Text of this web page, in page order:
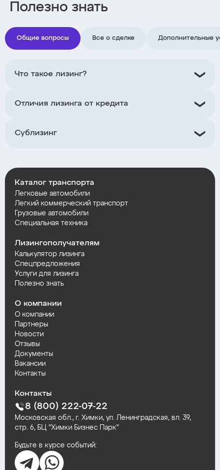
Полезно знать
Общие вопросы Все о сделке Дополнительные
Что такое лизинг?
Отличия лизинга от кредита
Сублизинг
Каталог транспорта
Легковые автомобили
Легкий коммерческий транспорт
Грузовые автомобили
Специальная техника
Лизингополучателям
Калькулятор лизинга
Спецпредложения
Услуги для лизинга
Полезно знать
О компании
О компании
Партнеры
Новости
Отзывы
Документы
Вакансии
Контакты
Контакты
8 (800) 222-07-22
Московская обл., г. Химки, ул. Ленинградская, вл. 39,
стр. 6, БЦ "Химки Бизнес Парк"
Будьте в курсе событий: